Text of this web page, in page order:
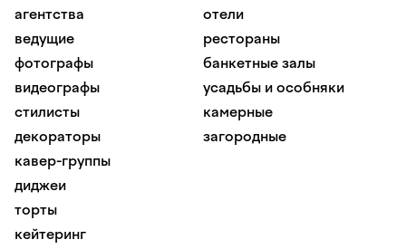
агентства
ведущие
фотографы
видеографы
стилисты
декораторы
кавер-группы
диджеи
торты
кейтеринг
отели
рестораны
банкетные залы
усадьбы и особняки
камерные
загородные